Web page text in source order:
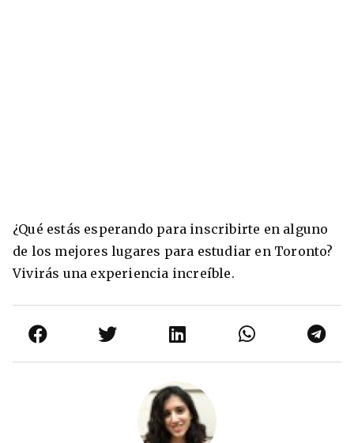
¿Qué estás esperando para inscribirte en alguno
de los mejores lugares para estudiar en Toronto?
Vivirás una experiencia increíble.